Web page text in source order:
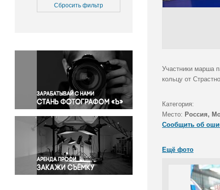
Медицина
Окружающая среда
Политика
Правосудие
Происшествия и конфликты
Религия
Светская жизнь
Спорт
Экология
Экономика и бизнес
Сбросить фильтр
Участники марша
кольцу от
Категория:
Место: Россия,
Сообщить об
Ещё фото